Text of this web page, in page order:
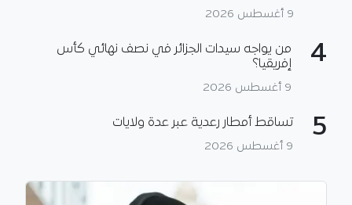
9 أغسطس 2026
4
من يواجه سيدات الجزائر في نصف نهائي كأس
إفريقيا؟
9 أغسطس 2026
5 تساقط أمطار رعدية عبر عدة ولايات
9 أغسطس 2026